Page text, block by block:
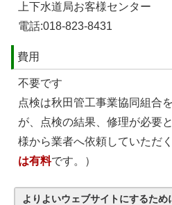
上下水道局お客様センター
電話:018-823-8431
費用
不要です
点検は秋田管工事業協同組合
が、点検の結果、修理が必要
様から業者へ依頼していただ
は有料です。）
よりよいウェブサイトにするた